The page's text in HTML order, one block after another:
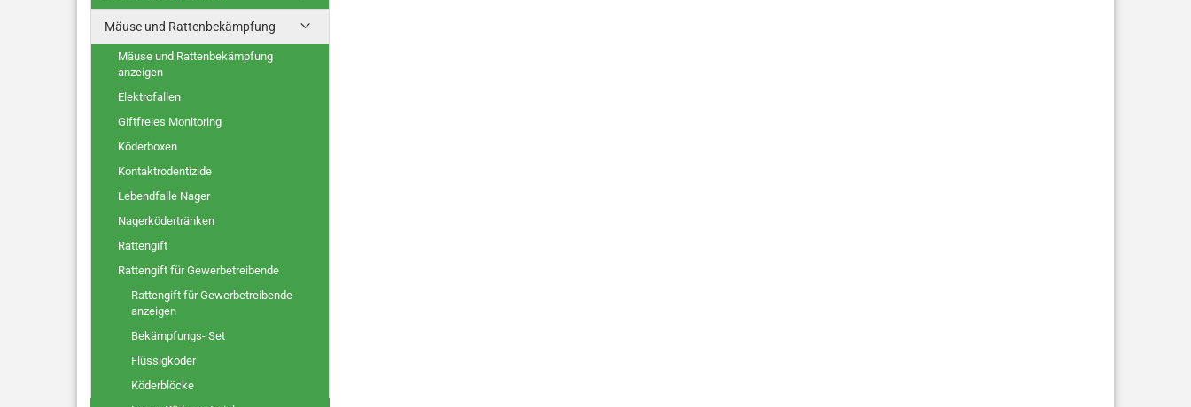
Mäuse und Rattenbekämpfung
Mäuse und Rattenbekämpfung
anzeigen
Elektrofallen
Giftfreies Monitoring
Köderboxen
Kontaktrodentizide
Lebendfalle Nager
Nagerködertränken
Rattengift
Rattengift für Gewerbetreibende
Rattengift für Gewerbetreibende
anzeigen
Bekämpfungs- Set
Flüssigköder
Köderblöcke